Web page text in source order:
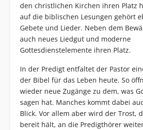
den christlichen Kirchen ihren Platz
auf die biblischen Lesungen gehört
Gebete und Lieder. Neben dem
auch neues Liedgut und moderne
Gottesdienstelemente ihren Platz.
In der Predigt entfaltet der Pastor
der Bibel für das Leben heute. So
wieder neue Zugänge zu dem, was
sagen hat. Manches kommt dabei
Blick. Vor allem aber wird der Trost,
bereit hält, an die Predigthörer